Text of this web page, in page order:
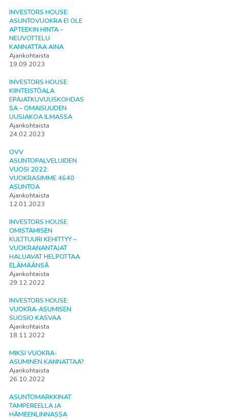
INVESTORS HOUSE:
ASUNTOVUOKRA EI OLE
APTEEKIN HINTA –
NEUVOTTELU
KANNATTAA AINA
Ajankohtaista
19.09.2023
INVESTORS HOUSE:
KIINTEISTÖALA
EPÄJATKUVUUSKOHDAS
SA – OMAISUUDEN
UUSJAKOA ILMASSA
Ajankohtaista
24.02.2023
OVV
ASUNTOPALVELUIDEN
VUOSI 2022:
VUOKRASIMME 4640
ASUNTOA
Ajankohtaista
12.01.2023
INVESTORS HOUSE:
OMISTAMISEN
KULTTUURI KEHITTYY –
VUOKRANANTAJAT
HALUAVAT HELPOTTAA
ELÄMÄÄNSÄ
Ajankohtaista
29.12.2022
INVESTORS HOUSE:
VUOKRA-ASUMISEN
SUOSIO KASVAA
Ajankohtaista
18.11.2022
MIKSI VUOKRA-
ASUMINEN KANNATTAA?
Ajankohtaista
26.10.2022
ASUNTOMARKKINAT
TAMPEREELLA JA
HÄMEENLINNASSA